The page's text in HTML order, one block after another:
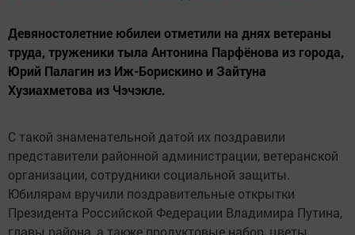
Девяностолетние юбилеи отметили на днях ветераны
труда, труженики тыла Антонина Парфёнова из города,
Юрий Палагин из Иж-Борискино и Зайтуна
Хузиахметова из Чэчэкле.
С такой знаменательной датой их поздравили
представители районной администрации, ветеранской
организации, сотрудники социальной защиты.
Юбилярам вручили поздравительные открытки
Президента Российской Федерации Владимира Путина,
главы района, а также продуктовые набор, цветы,